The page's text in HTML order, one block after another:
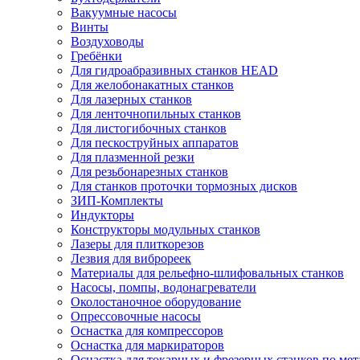
Вакуумные насосы
Винты
Воздуховоды
Гребёнки
Для гидроабразивных станков HEAD
Для желобонакатных станков
Для лазерных станков
Для ленточнопильных станков
Для листогибочных станков
Для пескоструйных аппаратов
Для плазменной резки
Для резьбонарезных станков
Для станков проточки тормозных дисков
ЗИП-Комплекты
Индукторы
Конструкторы модульных станков
Лазеры для плиткорезов
Лезвия для виброреек
Материалы для рельефно-шлифовальных станков
Насосы, помпы, водонагреватели
Околостаночное оборудование
Опрессовочные насосы
Оснастка для компрессоров
Оснастка для маркираторов